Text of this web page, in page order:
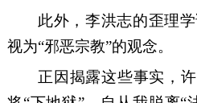
此外，李洪志的歪理
视为“邪恶宗教”的观念。
正因揭露这些事实，